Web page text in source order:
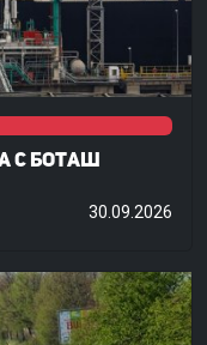
с Боташ
30.09.2026